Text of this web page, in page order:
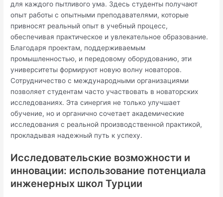
для каждого пытливого ума. Здесь студенты получают
опыт работы с опытными преподавателями, которые
привносят реальный опыт в учебный процесс,
обеспечивая практическое и увлекательное образование.
Благодаря проектам, поддерживаемым
промышленностью, и передовому оборудованию, эти
университеты формируют новую волну новаторов.
Сотрудничество с международными организациями
позволяет студентам часто участвовать в новаторских
исследованиях. Эта синергия не только улучшает
обучение, но и органично сочетает академические
исследования с реальной производственной практикой,
прокладывая надежный путь к успеху.
Исследовательские возможности и
инновации: использование потенциала
инженерных школ Турции